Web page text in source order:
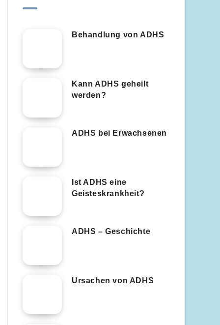
Behandlung von ADHS
Kann ADHS geheilt
werden?
ADHS bei Erwachsenen
Ist ADHS eine
Geisteskrankheit?
ADHS – Geschichte
Ursachen von ADHS